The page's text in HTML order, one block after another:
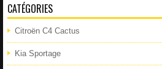
CATÉGORIES
Citroën C4 Cactus
Kia Sportage